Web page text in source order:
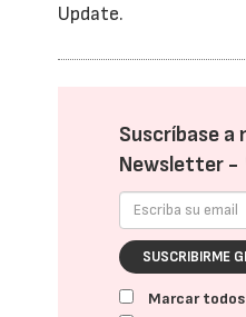
Update.
Suscríbase a
Newsletter -
SUSCRIBIRME
Marcar todos